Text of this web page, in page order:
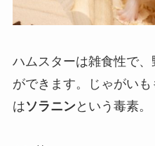
ハムスターは雑食性で
ができます。じゃがい
はソラニンという毒素。